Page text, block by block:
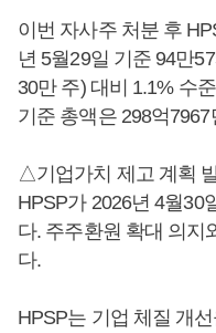
이번 자사주 처분 후
년 5월29일 기준 94만
30만 주) 대비 1.1% 수
기준 총액은 298억7967
△기업가치 제고 계획
HPSP가 2026년 4월30
다. 주주환원 확대 의지
다.
HPSP는 기업 체질 개